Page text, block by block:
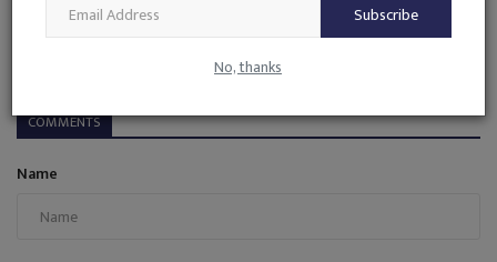
Subscribe
No, thanks
युवाओं में तेजी से पैर पसार रही है किडनी की बीमारी, एक्सपर्ट्स...
COMMENTS
Name